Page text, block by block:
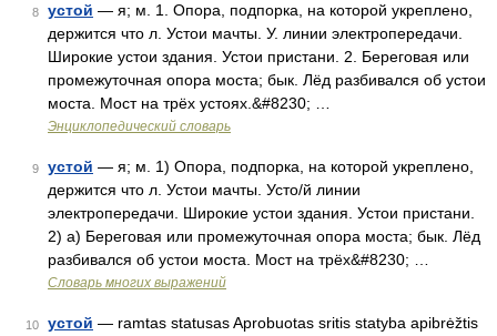
8 устой — я; м. 1. Опора, подпорка, на которой укреплено,
держится что л. Устои мачты. У. линии электропередачи.
Широкие устои здания. Устои пристани. 2. Береговая или
промежуточная опора моста; бык. Лёд разбивался об устои
моста. Мост на трёх устоях.&#8230; …
Энциклопедический словарь
9 устой — я; м. 1) Опора, подпорка, на которой укреплено,
держится что л. Устои мачты. Усто/й линии
электропередачи. Широкие устои здания. Устои пристани.
2) а) Береговая или промежуточная опора моста; бык. Лёд
разбивался об устои моста. Мост на трёх&#8230; …
Словарь многих выражений
10 устой — ramtas statusas Aprobuotas sritis statyba apibrėžtis